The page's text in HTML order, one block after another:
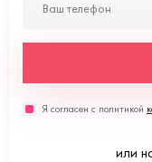
Я согласен с политикой
или